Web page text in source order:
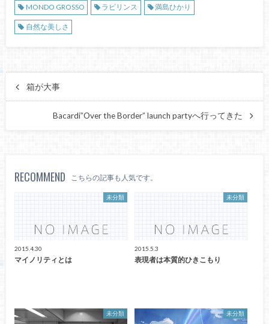
MONDO GROSSO
ラビリンス 満島ひかり
自然な美しさ
箱が大事
Bacardi”Over the Border” launch partyへ行ってきた
RECOMMEND こちらの記事も人気です。
未分類
2015.4.30
マイノリティとは
未分類
2015.5.3
表現者は本質的ひきこもり
未分類 未分類